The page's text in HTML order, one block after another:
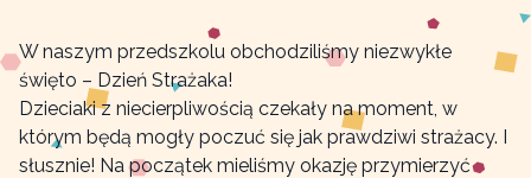
W naszym przedszkolu obchodziliśmy niezwykłe
święto – Dzień Strażaka!
Dzieciaki z niecierpliwością czekały na moment, w
którym będą mogły poczuć się jak prawdziwi strażacy. I
słusznie! Na początek mieliśmy okazję przymierzyć